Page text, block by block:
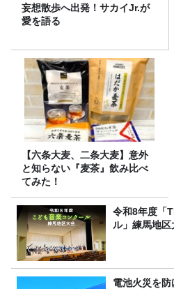
妄想散歩へ出発！サカイJr.が
愛を語る
【六条大麦、二条大麦】意外
と知らない『麦茶』飲み比べ
てみた！
令和8年度「
ル」練馬地区
電池火災を